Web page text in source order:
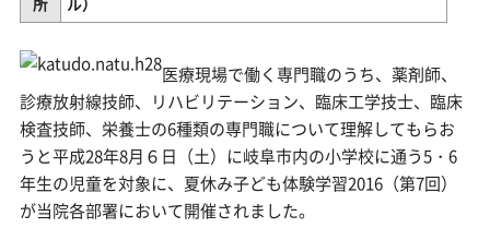
医療現場で働く専門職のうち、薬剤師、
診療放射線技師、リハビリテーション、臨床工学技士、臨床
検査技師、栄養士の6種類の専門職について理解してもらお
うと平成28年8月６日（土）に岐阜市内の小学校に通う5・6
年生の児童を対象に、夏休み子ども体験学習2016（第7回）
が当院各部署において開催されました。